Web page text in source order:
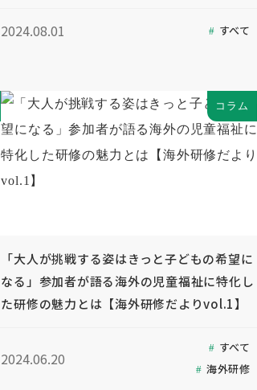
2024.08.01 すべて
コラム
「大人が挑戦する姿はきっと子どもの希望に
なる」参加者が語る海外の児童福祉に特化し
た研修の魅力とは【海外研修だよりvol.1】
2024.06.20
すべて
海外研修